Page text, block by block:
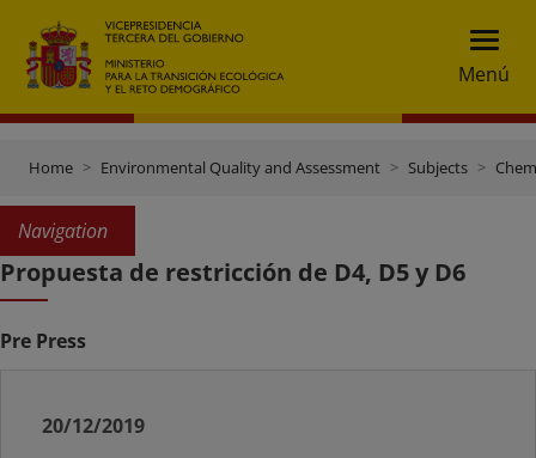
Menú
Home Environmental Quality and Assessment Subjects
Navigation
Propuesta de restricción de D4, D5 y D6
Pre Press
20/12/2019